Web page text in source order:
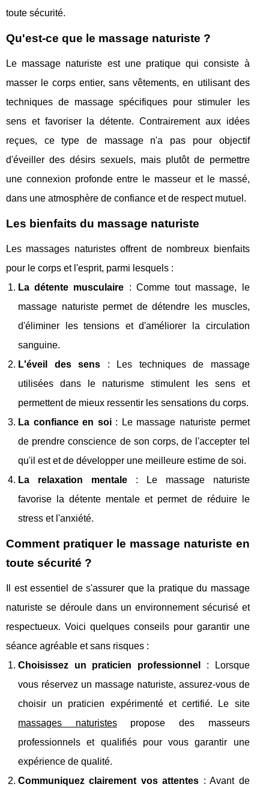
toute sécurité.
Qu'est-ce que le massage naturiste ?
Le massage naturiste est une pratique qui consiste à
masser le corps entier, sans vêtements, en utilisant des
techniques de massage spécifiques pour stimuler les
sens et favoriser la détente. Contrairement aux idées
reçues, ce type de massage n'a pas pour objectif
d'éveiller des désirs sexuels, mais plutôt de permettre
une connexion profonde entre le masseur et le massé,
dans une atmosphère de confiance et de respect mutuel.
Les bienfaits du massage naturiste
Les massages naturistes offrent de nombreux bienfaits
pour le corps et l'esprit, parmi lesquels :
La détente musculaire : Comme tout massage, le
massage naturiste permet de détendre les muscles,
d'éliminer les tensions et d'améliorer la circulation
sanguine.
L'éveil des sens : Les techniques de massage
utilisées dans le naturisme stimulent les sens et
permettent de mieux ressentir les sensations du corps.
La confiance en soi: Le massage naturiste permet
de prendre conscience de son corps, de l'accepter tel
qu'il est et de développer une meilleure estime de soi.
La relaxation mentale: Le massage naturiste
favorise la détente mentale et permet de réduire le
stress et l'anxiété.
Comment pratiquer le massage naturiste en
toute sécurité ?
Il est essentiel de s'assurer que la pratique du massage
naturiste se déroule dans un environnement sécurisé et
respectueux. Voici quelques conseils pour garantir une
séance agréable et sans risques :
Choisissez un praticien professionnel
: Lorsque
vous réservez un massage naturiste, assurez-vous de
choisir un praticien expérimenté et certifié. Le site
massages naturistespropose des masseurs
professionnels et qualifiés pour vous garantir une
expérience de qualité.
Communiquez clairement vos attentes : Avant de